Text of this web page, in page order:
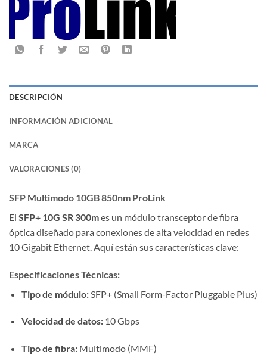
DESCRIPCIÓN
INFORMACIÓN ADICIONAL
MARCA
VALORACIONES (0)
SFP Multimodo 10GB 850nm ProLink
El SFP+ 10G SR 300mes un módulo transceptor de fibra
óptica diseñado para conexiones de alta velocidad en redes
10 Gigabit Ethernet. Aquí están sus características clave:
Especificaciones Técnicas:
Tipo de módulo:SFP+ (Small Form-Factor Pluggable Plus)
Velocidad de datos:10 Gbps
Tipo de fibra:Multimodo (MMF)